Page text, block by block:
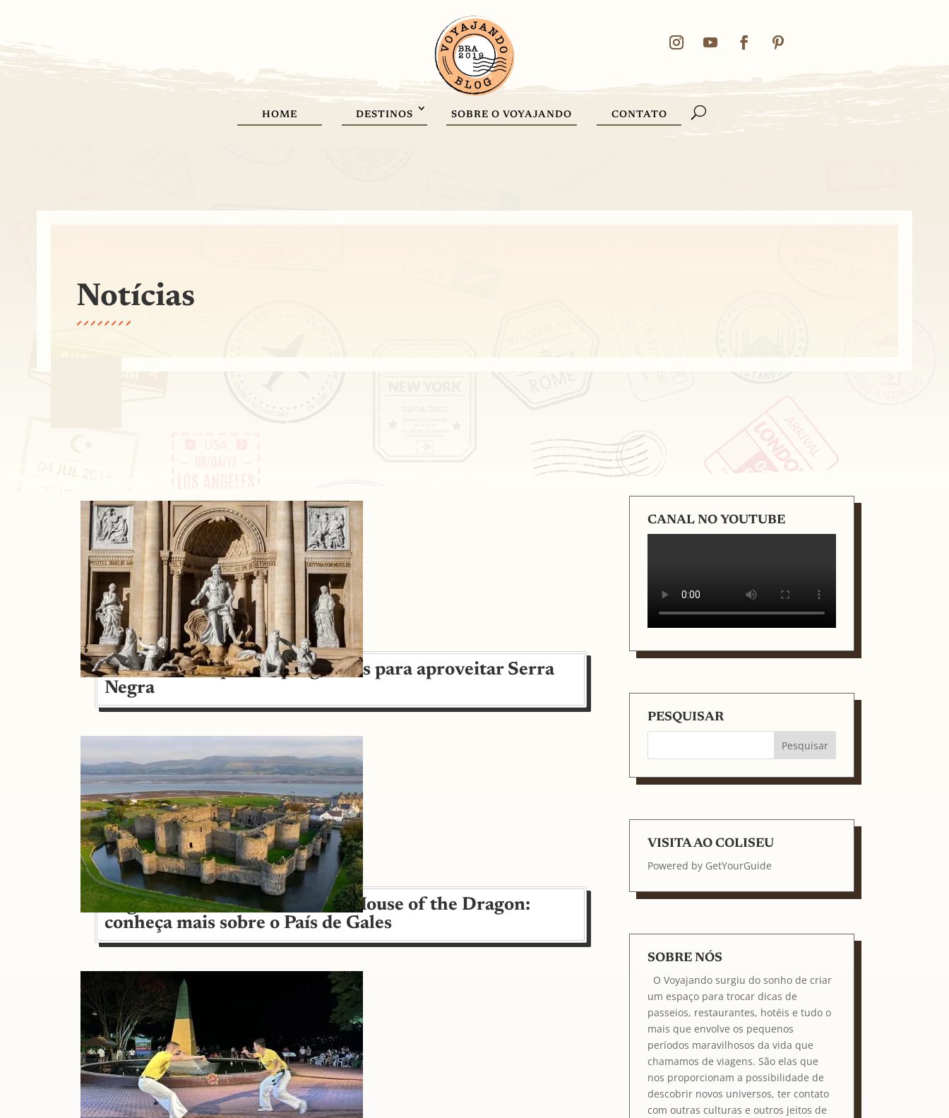
HOME DESTINOS SOBRE O VOYAJANDO CONTATO
Notícias
Além das compras: 7 programas para aproveitar Serra
Negra
Lugares onde foram filmados House of the Dragon:
conheça mais sobre o País de Gales
CANAL NO YOUTUBE
PESQUISAR
VISITA AO COLISEU
Powered by GetYourGuide
SOBRE NÓS
O Voyajando surgiu do sonho de criar
um espaço para trocar dicas de
passeios, restaurantes, hotéis e tudo o
mais que envolve os pequenos
períodos maravilhosos da vida que
chamamos de viagens. São elas que
nos proporcionam a possibilidade de
descobrir novos universos, ter contato
com outras culturas e outros jeitos de